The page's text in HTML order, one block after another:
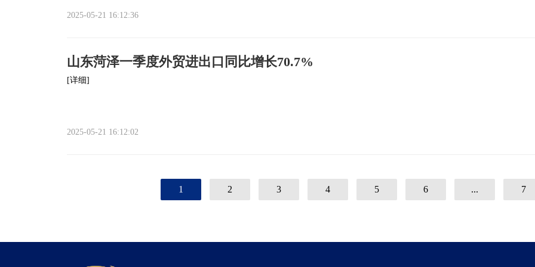
2025-05-21 16:12:36
山东菏泽一季度外贸进出口同比增长70.7%
[详细]
2025-05-21 16:12:02
1 2 3 4 5 6 ... 7